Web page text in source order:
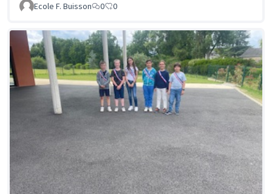
Ecole F. Buisson
0 0